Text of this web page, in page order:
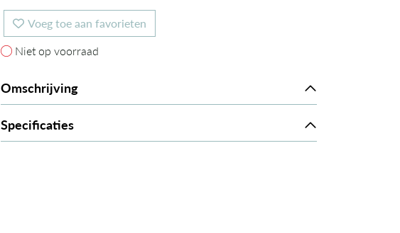
Voeg toe aan favorieten
Niet op voorraad
Niet op voorraad
Omschrijving
Specificaties